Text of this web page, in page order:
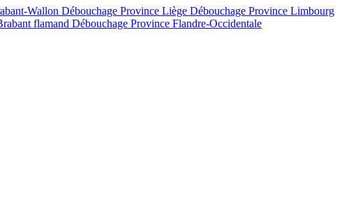
Wallon Débouchage Province Liège Débouchage Province Limbourg
flamand Débouchage Province Flandre-Occidentale